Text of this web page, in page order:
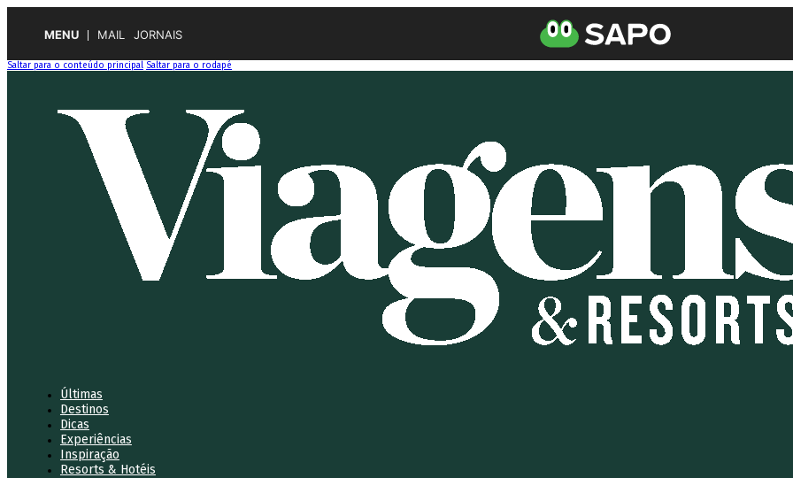
MENU MAIL JORNAIS
Saltar para o conteúdo principal Saltar para o rodapé
Últimas
Destinos
Dicas
Experiências
Inspiração
Resorts & Hotéis